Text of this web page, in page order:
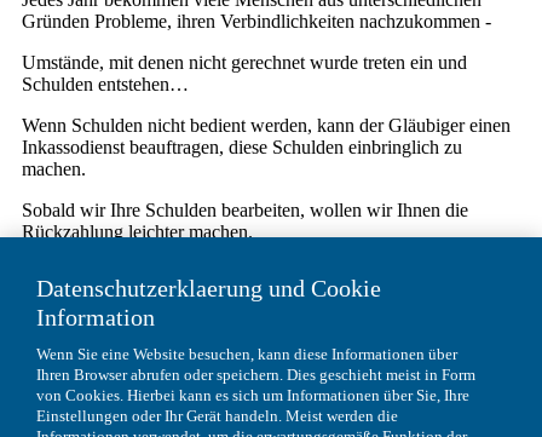
Gründen Probleme, ihren Verbindlichkeiten nachzukommen -
Umstände, mit denen nicht gerechnet wurde treten ein und
Schulden entstehen…
Wenn Schulden nicht bedient werden, kann der Gläubiger einen
Inkassodienst beauftragen, diese Schulden einbringlich zu
machen.
Sobald wir Ihre Schulden bearbeiten, wollen wir Ihnen die
Rückzahlung leichter machen.
und Sie einlädt, unsere Website zu besuchen- dort sehen Sie
Informationen zu Ihrem Schuldenstand und können flexible
zahlen, Sie schlagen einen für Sie leistbaren Rückzahlungsplan
vor oder Sie zahlen alles ab
Wir werden Ihnen keine Inkassogebühr verrechnen, und wenn
Datenschutzerklaerung und Cookie
Information
Wenn Sie eine Website besuchen, kann diese Informationen über
Ihren Browser abrufen oder speichern. Dies geschieht meist in Form
von Cookies. Hierbei kann es sich um Informationen über Sie, Ihre
Einstellungen oder Ihr Gerät handeln. Meist werden die